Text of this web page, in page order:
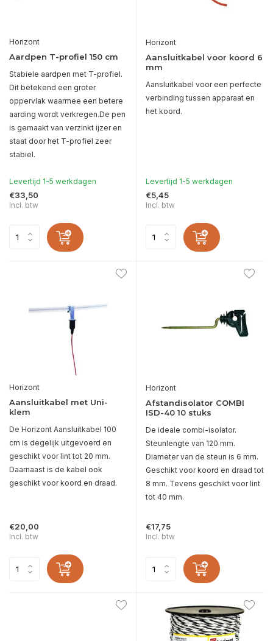
Horizont
Aardpen T-profiel 150 cm
Stabiele aardpen met T-profiel.
Dit betekend een groter
oppervlak waarmee een betere
aarding wordt verkregen.De pen
is gemaakt van verzinkt ijzer en
staat door het T-profiel zeer
stabiel.
Levertijd 1-5 werkdagen
€33,50
Incl. btw
Horizont
Aansluitkabel voor koord 6
mm
Aansluitkabel voor een perfecte
verbinding tussen apparaat en
het koord.
Levertijd 1-5 werkdagen
€5,45
Incl. btw
Horizont
Aansluitkabel met Uni-
klem
De Horizont Aansluitkabel 100
cm is degelijk uitgevoerd en
geschikt voor lint tot 20 mm.
Daarnaast is de kabel ook
geschikt voor koord en draad.
€20,00
Incl. btw
Horizont
Afstandisolator COMBI
ISD-40 10 stuks
De ideale combi-isolator.
Steunlengte van 120 mm.
Diameter van de steun is 6 mm.
Geschikt voor koord en draad tot
8 mm. Tevens geschikt voor lint
tot 40 mm.
€17,75
Incl. btw